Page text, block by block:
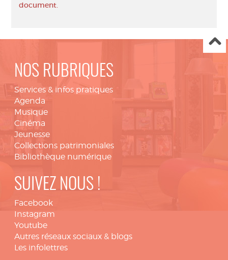
document.
NOS RUBRIQUES
Services & infos pratiques
Agenda
Musique
Cinéma
Jeunesse
Collections patrimoniales
Bibliothèque numérique
SUIVEZ NOUS !
Facebook
Instagram
Youtube
Autres réseaux sociaux & blogs
Les infolettres